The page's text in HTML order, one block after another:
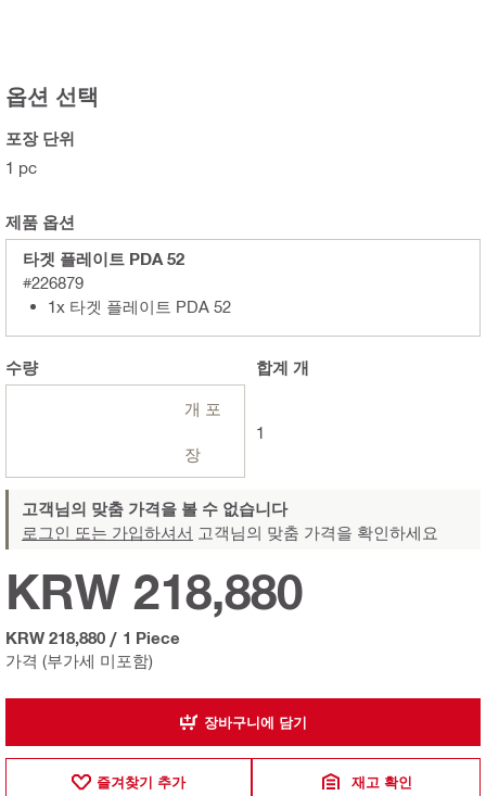
옵션 선택
포장 단위
1 pc
제품 옵션
타겟 플레이트 PDA 52
#226879
1x 타겟 플레이트 PDA 52
수량
개 포
장
합계 개
1
고객님의 맞춤 가격을 볼 수 없습니다
로그인 또는 가입하셔서 고객님의 맞춤 가격을 확인하세요
가격 (부가세 미포함)
KRW 218,880
KRW 218,880 / 1 Piece
장바구니에 담기
즐겨찾기 추가 재고 확인